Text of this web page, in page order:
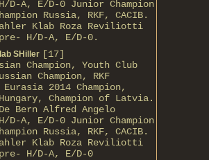
D-A, E/D-0 Junior Champion
Russia, RKF, CACIB.
Klab Roza Reviliotti
H/D-A, E/D-0.
SHiller [17]
Champion, Youth Club
Champion, RKF
Eurasia 2014 Champion,
Champion of Latvia.
Bern Alfred Angelo
D-A, E/D-0 Junior Champion
Russia, RKF, CACIB.
Klab Roza Reviliotti
H/D-A, E/D-0